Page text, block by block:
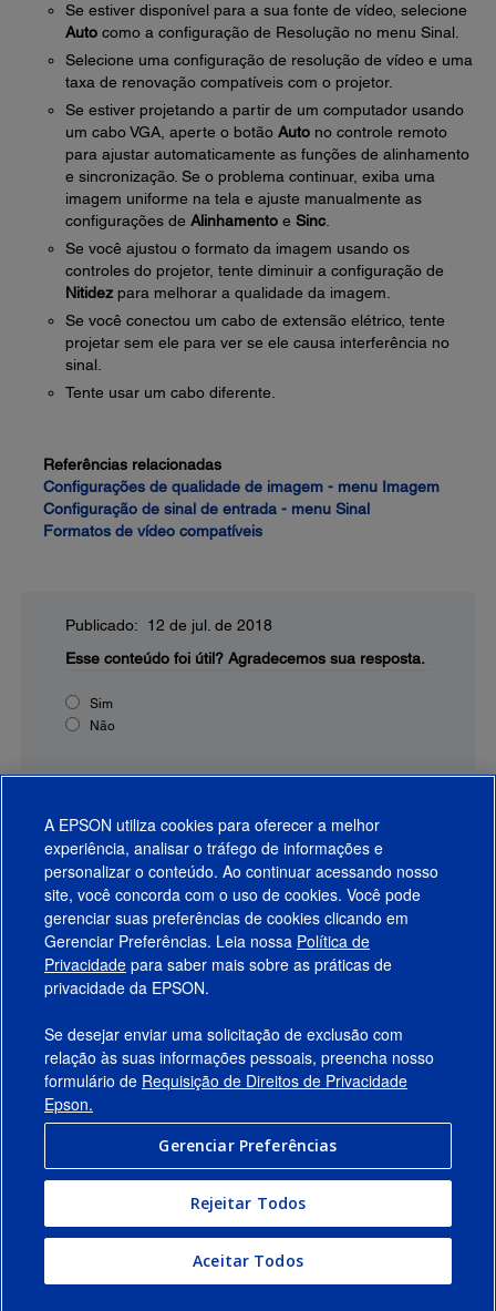
Se estiver disponível para a sua fonte de vídeo, selecione
Auto como a configuração de Resolução no menu Sinal.
Selecione uma configuração de resolução de vídeo e uma
taxa de renovação compatíveis com o projetor.
Se estiver projetando a partir de um computador usando
um cabo VGA, aperte o botão Auto no controle remoto
para ajustar automaticamente as funções de alinhamento
e sincronização. Se o problema continuar, exiba uma
imagem uniforme na tela e ajuste manualmente as
configurações de Alinhamento e Sinc
Se você ajustou o formato da imagem usando os
controles do projetor, tente diminuir a configuração de
Nitidez para melhorar a qualidade da imagem.
Se você conectou um cabo de extensão elétrico, tente
projetar sem ele para ver se ele causa interferência no
sinal.
Tente usar um cabo diferente.
Referências relacionadas
Configurações de qualidade de imagem - menu Imagem
Configuração de sinal de entrada - menu Sinal
Formatos de vídeo compatíveis
Publicado: 12 de jul. de 2018
Esse conteúdo foi útil? Agradecemos sua resposta.
Sim
Não
Produtos
Suporte
Links Sugeridos
Empresa
Conecte-se com a Epson
Termos de Uso
A EPSON utiliza cookies para oferecer a melhor
experiência, analisar o tráfego de informações e
personalizar o conteúdo. Ao continuar acessando nosso
site, você concorda com o uso de cookies. Você pode
gerenciar suas preferências de cookies clicando em
Gerenciar Preferências. Leia nossa Política de
Privacidade para saber mais sobre as práticas de
privacidade da EPSON.
Se desejar enviar uma solicitação de exclusão com
relação às suas informações pessoais, preencha nosso
formulário de Requisição de Direitos de Privacidade
Epson.
Gerenciar Preferências
Rejeitar Todos
Aceitar Todos